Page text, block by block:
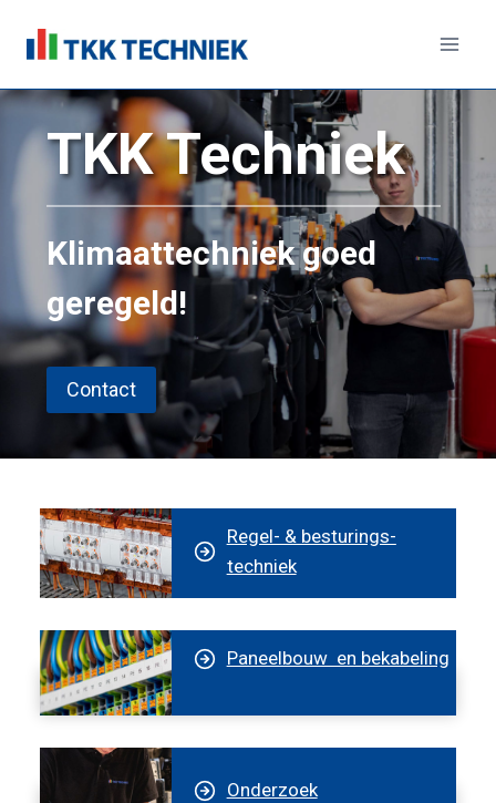
naar
TKK Techniek
Klimaattechniek goed
geregeld!
Contact
Regel- & besturings­­
techniek
Paneel­­bouw en bekabeling
Onder­zoek